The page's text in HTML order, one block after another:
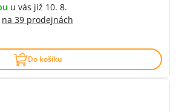
u vás již 10. 8.
na 39 prodejnách
Do košíku